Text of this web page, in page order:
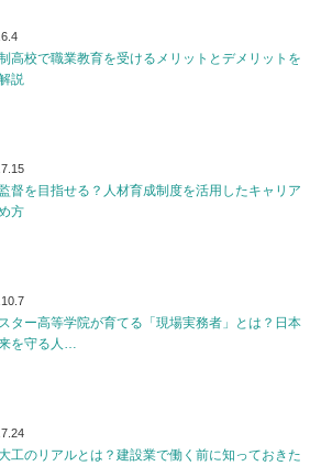
高校で職業教育を受けるメリットとデメリットを
説
督を目指せる？人材育成制度を活用したキャリア
方
ター高等学院が育てる「現場実務者」とは？日本
を守る人…
工のリアルとは？建設業で働く前に知っておきた